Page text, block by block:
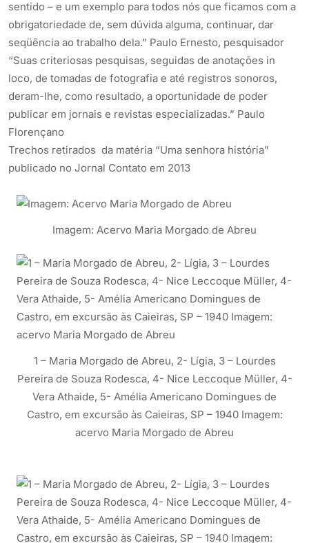
sentido – e um exemplo para todos nós que ficamos com a
obrigatoriedade de, sem dúvida alguma, continuar, dar
seqüência ao trabalho dela.” Paulo Ernesto, pesquisador
“Suas criteriosas pesquisas, seguidas de anotações in
loco, de tomadas de fotografia e até registros sonoros,
deram-lhe, como resultado, a oportunidade de poder
publicar em jornais e revistas especializadas.” Paulo
Florençano
Trechos retirados da matéria “Uma senhora história”
publicado no Jornal Contato em 2013
Imagem: Acervo Maria Morgado de Abreu
1 – Maria Morgado de Abreu, 2- Lígia, 3 – Lourdes
Pereira de Souza Rodesca, 4- Nice Leccoque Müller, 4-
Vera Athaide, 5- Amélia Americano Domingues de
Castro, em excursão às Caieiras, SP – 1940 Imagem:
acervo Maria Morgado de Abreu